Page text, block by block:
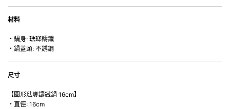
材料
・鍋身: 琺瑯鑄鐵
・鍋蓋頭: 不銹鋼
尺寸
【圓形琺瑯鑄鐵鍋 16cm】
・直徑: 16cm